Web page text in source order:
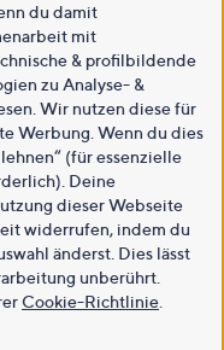
du damit
mit
& profilbildende
zu Analyse- &
Wir nutzen diese für
Werbung. Wenn du dies
(für essenzielle
Deine
dieser Webseite
widerrufen, indem du
änderst. Dies lässt
unberührt.
Cookie-Richtlinie